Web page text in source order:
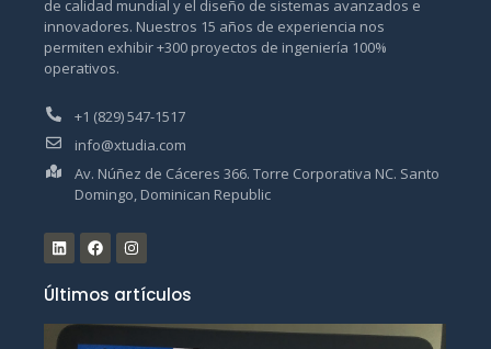
de calidad mundial y el diseño de sistemas avanzados e
innovadores. Nuestros 15 años de experiencia nos
permiten exhibir +300 proyectos de ingeniería 100%
operativos.
+1 (829) 547-1517
info@xtudia.com
Av. Núñez de Cáceres 366. Torre Corporativa NC. Santo
Domingo, Dominican Republic
Últimos artículos